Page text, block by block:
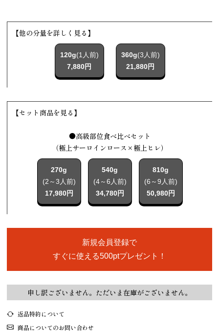
【他の分量を詳しく見る】
120g(1人前)
7,880円
360g(3人前)
21,880円
【セット商品を見る】
●高級部位食べ比べセット
（極上サーロインロース×極上ヒレ）
270g
(2～3人前)
17,980円
540g
(4～6人前)
34,780円
810g
(6～9人前)
50,980円
新規会員登録で
すぐに使える500ptプレゼント！
申し訳ございません。ただいま在庫がございません。
返品特約について
商品についてのお問い合わせ